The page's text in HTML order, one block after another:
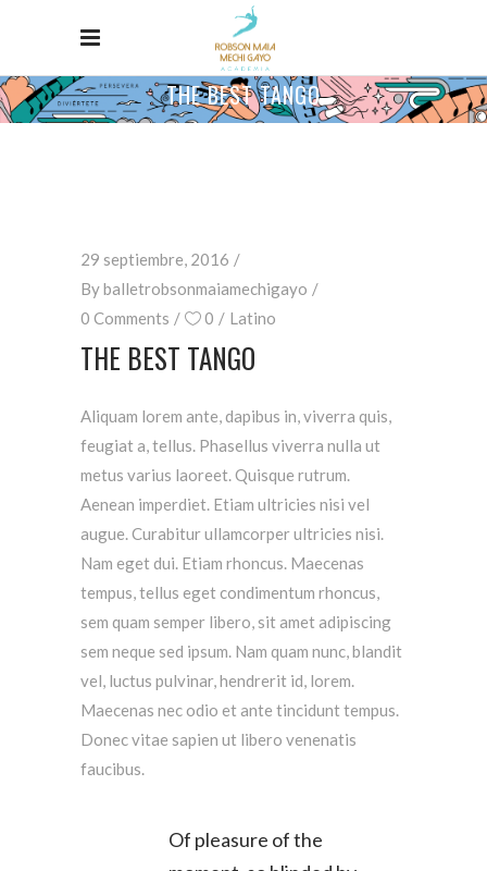
THE BEST TANGO
29 septiembre, 2016
Byballetrobsonmaiamechigayo
0 Comments
0 Latino
THE BEST TANGO
Aliquam lorem ante, dapibus in, viverra quis,
feugiat a, tellus. Phasellus viverra nulla ut
metus varius laoreet. Quisque rutrum.
Aenean imperdiet. Etiam ultricies nisi vel
augue. Curabitur ullamcorper ultricies nisi.
Nam eget dui. Etiam rhoncus. Maecenas
tempus, tellus eget condimentum rhoncus,
sem quam semper libero, sit amet adipiscing
sem neque sed ipsum. Nam quam nunc, blandit
vel, luctus pulvinar, hendrerit id, lorem.
Maecenas nec odio et ante tincidunt tempus.
Donec vitae sapien ut libero venenatis
faucibus.
Of pleasure of the